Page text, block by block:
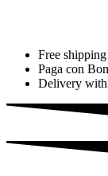
Free
Paga con
Delivery